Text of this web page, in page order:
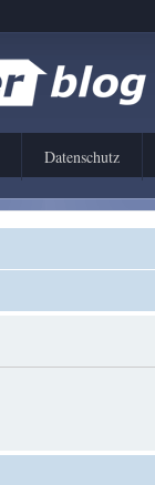
Datenschutz